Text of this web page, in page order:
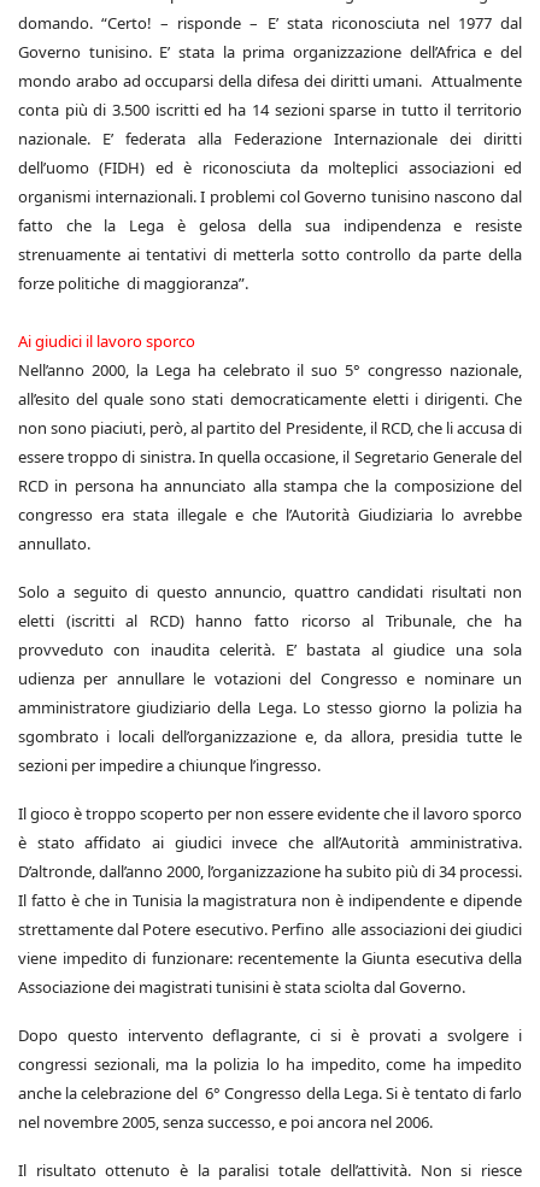
domando. “Certo! – risponde – E’ stata riconosciuta nel 1977 dal
Governo tunisino. E’ stata la prima organizzazione dell’Africa e del
mondo arabo ad occuparsi della difesa dei diritti umani. Attualmente
conta più di 3.500 iscritti ed ha 14 sezioni sparse in tutto il territorio
nazionale. E’ federata alla Federazione Internazionale dei diritti
dell’uomo (FIDH) ed è riconosciuta da molteplici associazioni ed
organismi internazionali. I problemi col Governo tunisino nascono dal
fatto che la Lega è gelosa della sua indipendenza e resiste
strenuamente ai tentativi di metterla sotto controllo da parte della
forze politiche di maggioranza”.
Ai giudici il lavoro sporco
Nell’anno 2000, la Lega ha celebrato il suo 5° congresso nazionale,
all’esito del quale sono stati democraticamente eletti i dirigenti. Che
non sono piaciuti, però, al partito del Presidente, il RCD, che li accusa di
essere troppo di sinistra. In quella occasione, il Segretario Generale del
RCD in persona ha annunciato alla stampa che la composizione del
congresso era stata illegale e che l’Autorità Giudiziaria lo avrebbe
annullato.
Solo a seguito di questo annuncio, quattro candidati risultati non
eletti (iscritti al RCD) hanno fatto ricorso al Tribunale, che ha
provveduto con inaudita celerità. E’ bastata al giudice una sola
udienza per annullare le votazioni del Congresso e nominare un
amministratore giudiziario della Lega. Lo stesso giorno la polizia ha
sgombrato i locali dell’organizzazione e, da allora, presidia tutte le
sezioni per impedire a chiunque l’ingresso.
Il gioco è troppo scoperto per non essere evidente che il lavoro sporco
è stato affidato ai giudici invece che all’Autorità amministrativa.
D’altronde, dall’anno 2000, l’organizzazione ha subito più di 34 processi.
Il fatto è che in Tunisia la magistratura non è indipendente e dipende
strettamente dal Potere esecutivo. Perfino alle associazioni dei giudici
viene impedito di funzionare: recentemente la Giunta esecutiva della
Associazione dei magistrati tunisini è stata sciolta dal Governo.
Dopo questo intervento deflagrante, ci si è provati a svolgere i
congressi sezionali, ma la polizia lo ha impedito, come ha impedito
anche la celebrazione del 6° Congresso della Lega. Si è tentato di farlo
nel novembre 2005, senza successo, e poi ancora nel 2006.
Il risultato ottenuto è la paralisi totale dell’attività. Non si riesce